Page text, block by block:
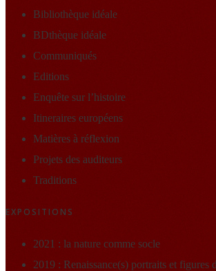
Bibliothèque idéale
BDthèque idéale
Communiqués
Editions
Enquête sur l’histoire
Itineraires européens
Matières à réflexion
Projets des auditeurs
Traditions
EXPOSITIONS
2021 : la nature comme socle
2019 : Renaissance(s) portraits et figures